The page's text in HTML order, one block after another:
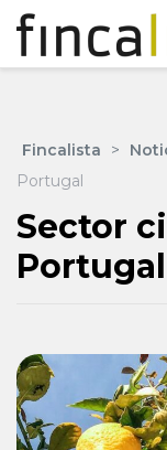
Fincalista >
Portugal
Sector
Portugal